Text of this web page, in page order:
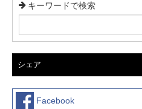
キーワードで検索
シェア
Facebook